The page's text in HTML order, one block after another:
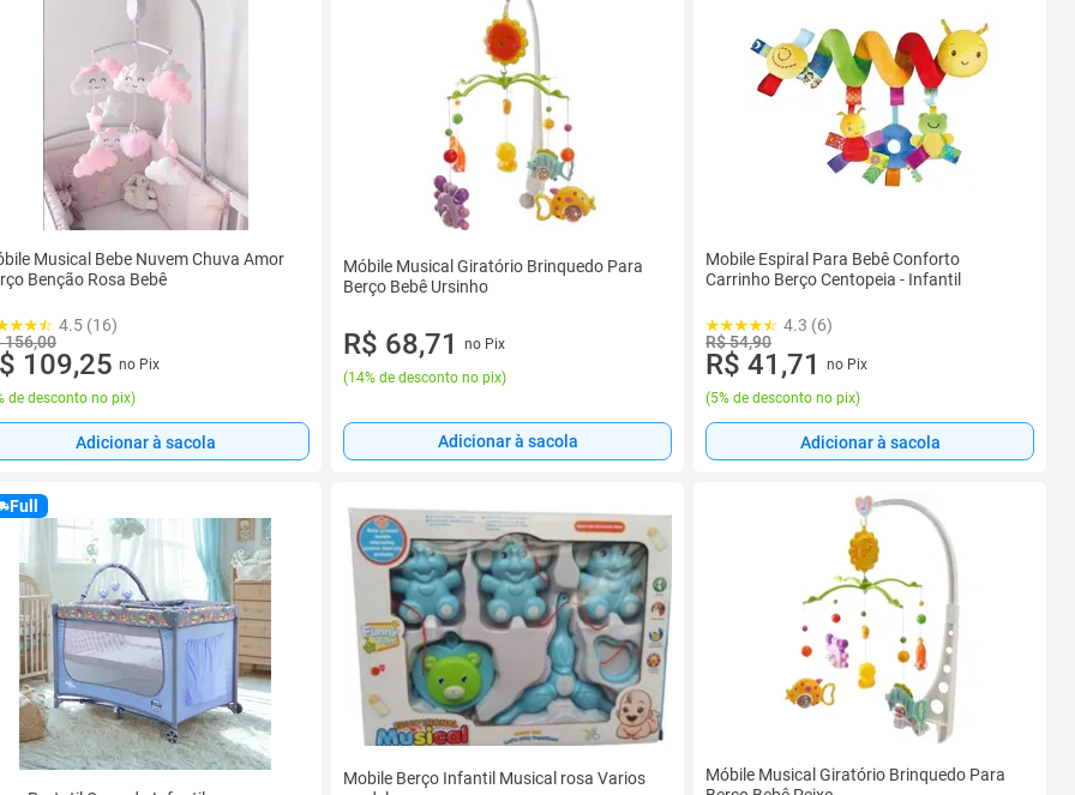
Musical Bebe Nuvem Chuva Amor
Benção Rosa Bebê
4.5 (16)
156,00
109,25 no Pix
de desconto no pix)
Adicionar à sacola
Móbile Musical Giratório Brinquedo Para
Berço Bebê Ursinho
R$ 68,71
no Pix
(14% de desconto no pix)
Adicionar à sacola
Mobile Espiral Para Bebê Conforto
Carrinho Berço Centopeia - Infantil
4.3 (6)
R$ 54,90
R$ 41,71
no Pix
(5% de desconto no pix)
Adicionar à sacola
Full
Mobile Berço Infantil Musical rosa Varios
Móbile Musical Giratório Brinquedo Para